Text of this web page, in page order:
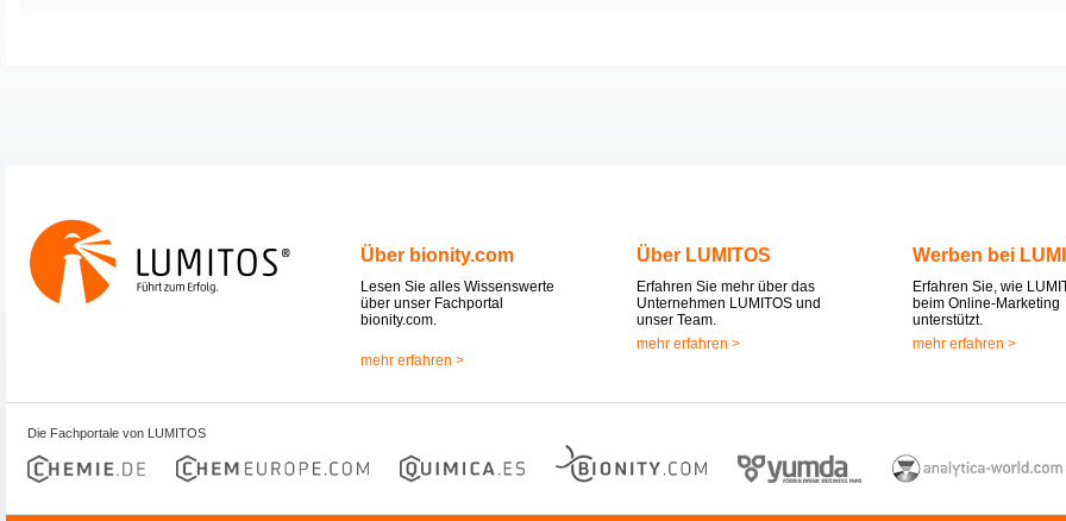
Über bionity.com
Lesen Sie alles Wissenswerte
über unser Fachportal
bionity.com.
mehr erfahren >
Über LUMITOS
Erfahren Sie mehr über das
Unternehmen LUMITOS und
unser Team.
mehr erfahren >
Werben bei
Erfahren Sie, wie
beim Online-Marketing
unterstützt.
mehr erfahren >
Die Fachportale von LUMITOS